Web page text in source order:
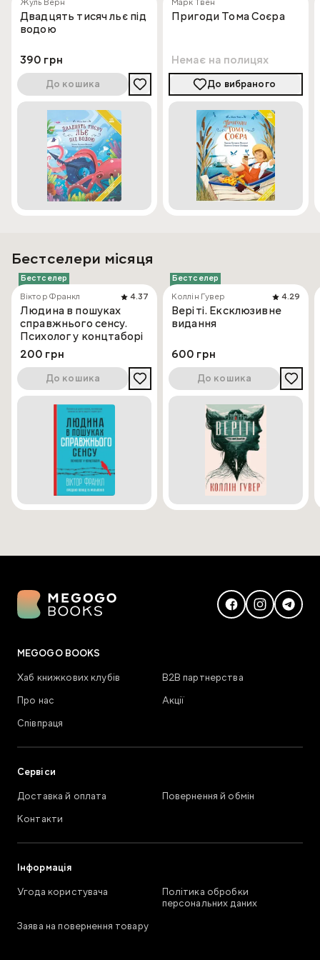
Жуль Верн
Двадцять тисяч льє під
водою
390 грн
До кошика
Марк Твен
Пригоди Тома Соєра
Немає на полицях
До вибраного
Бестселери місяця
Бестселер
Віктор Франкл
4.37
Людина в пошуках
справжнього сенсу.
Психолог у концтаборі
200 грн
До кошика
Бестселер
Коллін Гувер
4.29
Веріті. Ексклюзивне
видання
600 грн
До кошика
MEGOGO BOOKS
Хаб книжкових клубів
В2В партнерства
Про нас
Акції
Співпраця
Сервіси
Доставка й оплата
Повернення й обмін
Контакти
Інформація
Угода користувача
Політика обробки
персональних даних
Заява на повернення товару